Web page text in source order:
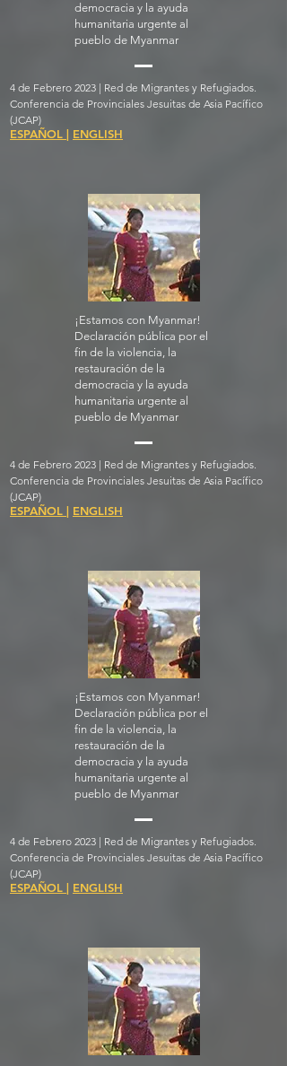
democracia y la ayuda
humanitaria urgente al
pueblo de Myanmar
4 de Febrero 2023 | Red de Migrantes y Refugiados.
Conferencia de Provinciales Jesuitas de Asia Pacífico
(JCAP)
ESPAÑOL | ENGLISH
¡Estamos con Myanmar!
Declaración pública por el
fin de la violencia, la
restauración de la
democracia y la ayuda
humanitaria urgente al
pueblo de Myanmar
4 de Febrero 2023 | Red de Migrantes y Refugiados.
Conferencia de Provinciales Jesuitas de Asia Pacífico
(JCAP)
ESPAÑOL | ENGLISH
¡Estamos con Myanmar!
Declaración pública por el
fin de la violencia, la
restauración de la
democracia y la ayuda
humanitaria urgente al
pueblo de Myanmar
4 de Febrero 2023 | Red de Migrantes y Refugiados.
Conferencia de Provinciales Jesuitas de Asia Pacífico
(JCAP)
ESPAÑOL | ENGLISH